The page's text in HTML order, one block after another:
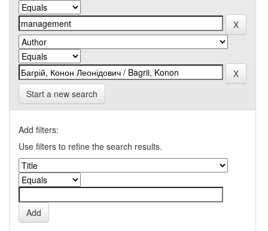
Start a new search
Add filters:
Use filters to refine the search results.